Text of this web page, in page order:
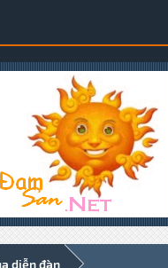
diễn đàn